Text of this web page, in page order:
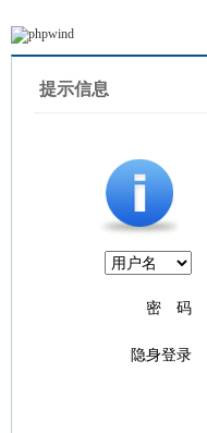
提示信息
密 码
隐身登录